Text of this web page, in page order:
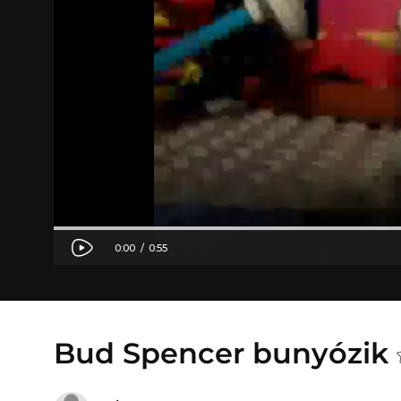
Bud Spencer bunyózik